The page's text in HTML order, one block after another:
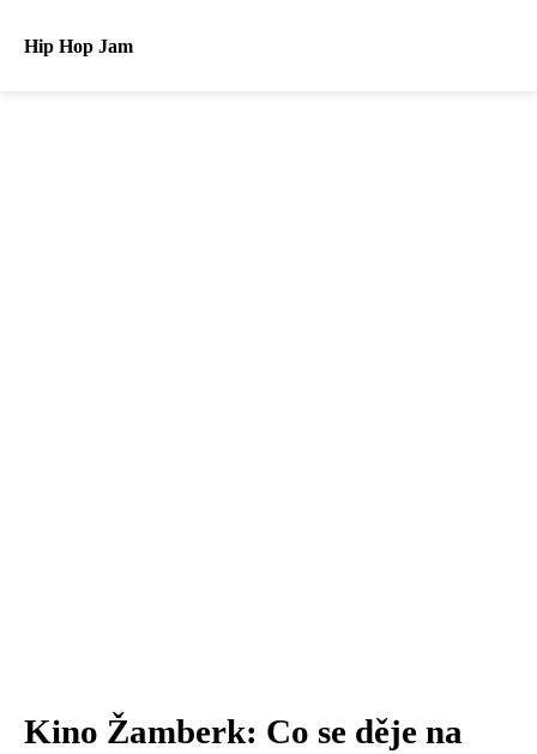
Hip Hop Jam
Kino Žamberk: Co se děje na